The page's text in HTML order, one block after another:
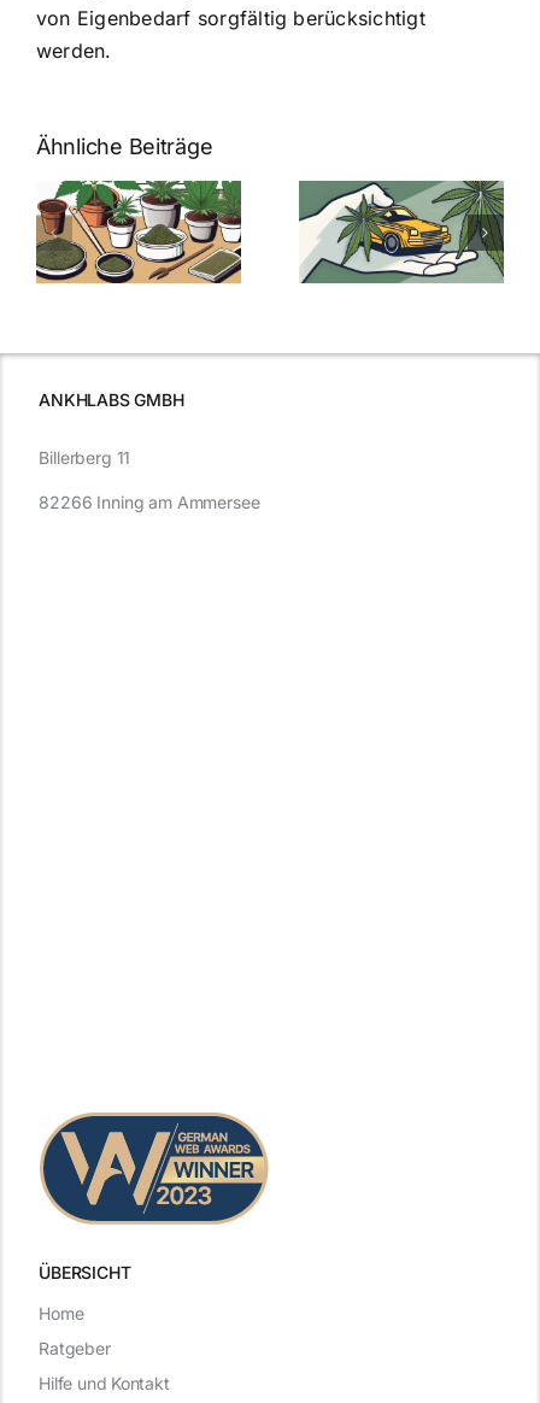
von Eigenbedarf sorgfältig berücksichtigt
werden.
Ähnliche Beiträge
Neue THC-
Grenzwert-
Regelung:
Was Sie über
Cannabis und
müssen
Cannabis
Samen
kaufen: Alles
was Sie
ANKHLABS GMBH
ÜBERSICHT
Billerberg 11
82266 Inning am Ammersee
Home
Ratgeber
Hilfe und Kontakt